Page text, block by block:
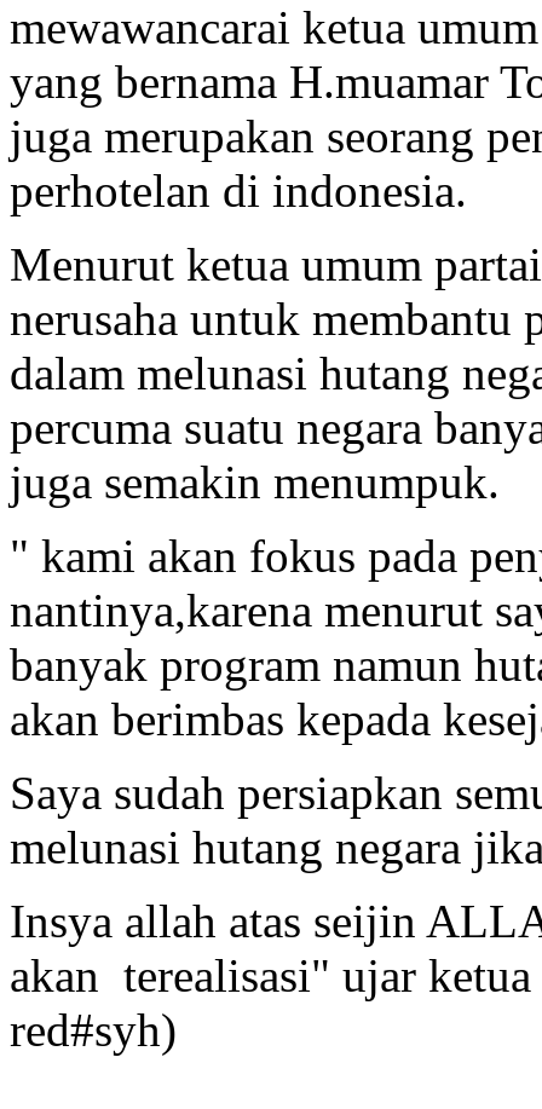
mewawancarai ketua
yang bernama H.muamar
juga merupakan seorang
perhotelan di indonesia.
Menurut ketua umum
nerusaha untuk membantu
dalam melunasi hutang
percuma suatu negara
juga semakin menumpuk.
" kami akan fokus pada
nantinya,karena menurut
banyak program namun
akan berimbas kepada
Saya sudah persiapkan
melunasi hutang negara
Insya allah atas seijin
akan terealisasi" ujar
red#syh)